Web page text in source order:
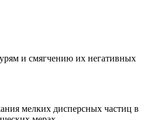
и смягчению их негативных
мелких дисперсных частиц в